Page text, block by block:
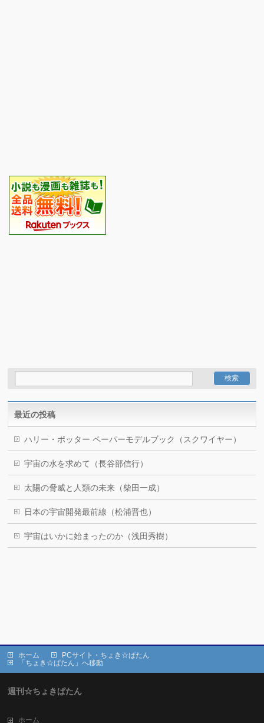
最近の投稿
ハリー・ポッター ペーパーモデルブック（スクワイヤー）
宇宙の水を求めて（長谷部信行）
太陽の脅威と人類の未来（柴田一成）
日本の宇宙開発最前線（松浦晋也）
宇宙はいかに始まったのか（浅田秀樹）
ホーム
PCサイト・ちょき☆ぱたん
「ちょき☆ぱたん」へ移動
週刊☆ちょきぱたん
ホーム